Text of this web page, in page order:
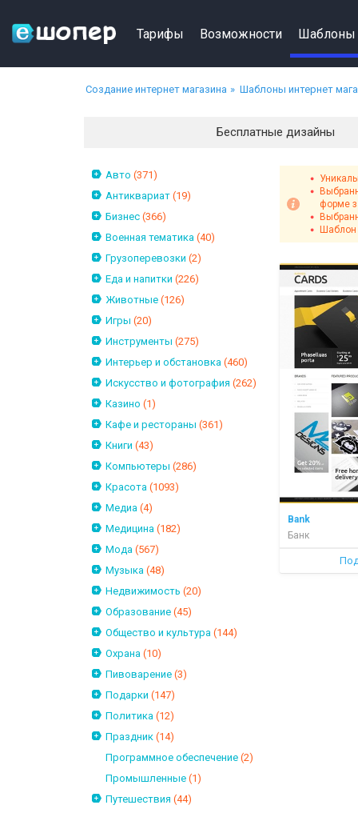
Тарифы Возможности Шаблоны
Создание интернет магазина Шаблоны интернет
Бесплатные дизайны
Авто (371)
Антиквариат (19)
Бизнес (366)
Военная тематика (40)
Грузоперевозки (2)
Еда и напитки (226)
Животные (126)
Игры (20)
Инструменты (275)
Интерьер и обстановка (460)
Искусство и фотография (262)
Казино (1)
Кафе и рестораны (361)
Книги (43)
Компьютеры (286)
Красота (1093)
Медиа (4)
Медицина (182)
Мода (567)
Музыка (48)
Недвижимость (20)
Образование (45)
Общество и культура (144)
Охрана (10)
Пивоварение (3)
Подарки (147)
Политика (12)
Праздник (14)
Программное обеспечение (2)
Промышленные (1)
Путешествия (44)
форме
Шаблон
Bank
Банк